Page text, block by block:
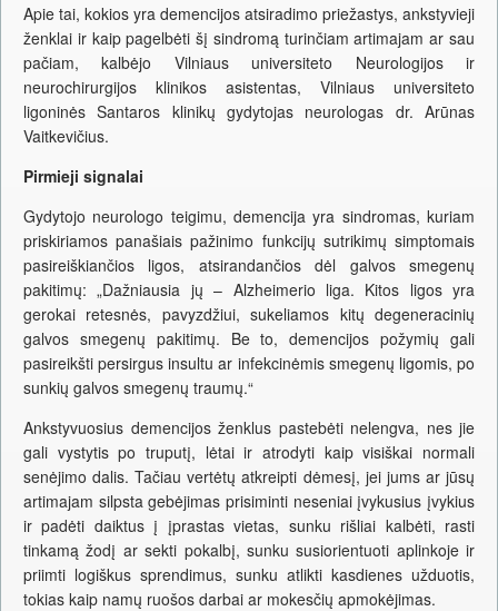
Apie tai, kokios yra demencijos atsiradimo priežastys, ankstyvieji
ženklai ir kaip pagelbėti šį sindromą turinčiam artimajam ar sau
pačiam, kalbėjo Vilniaus universiteto Neurologijos ir
neurochirurgijos klinikos asistentas, Vilniaus universiteto
ligoninės Santaros klinikų gydytojas neurologas dr. Arūnas
Vaitkevičius.
Pirmieji signalai
Gydytojo neurologo teigimu, demencija yra sindromas, kuriam
priskiriamos panašiais pažinimo funkcijų sutrikimų simptomais
pasireiškiančios ligos, atsirandančios dėl galvos smegenų
pakitimų: „Dažniausia jų – Alzheimerio liga. Kitos ligos yra
gerokai retesnės, pavyzdžiui, sukeliamos kitų degeneracinių
galvos smegenų pakitimų. Be to, demencijos požymių gali
pasireikšti persirgus insultu ar infekcinėmis smegenų ligomis, po
sunkių galvos smegenų traumų.“
Ankstyvuosius demencijos ženklus pastebėti nelengva, nes jie
gali vystytis po truputį, lėtai ir atrodyti kaip visiškai normali
senėjimo dalis. Tačiau vertėtų atkreipti dėmesį, jei jums ar jūsų
artimajam silpsta gebėjimas prisiminti neseniai įvykusius įvykius
ir padėti daiktus į įprastas vietas, sunku rišliai kalbėti, rasti
tinkamą žodį ar sekti pokalbį, sunku susiorientuoti aplinkoje ir
priimti logiškus sprendimus, sunku atlikti kasdienes užduotis,
tokias kaip namų ruošos darbai ar mokesčių apmokėjimas.